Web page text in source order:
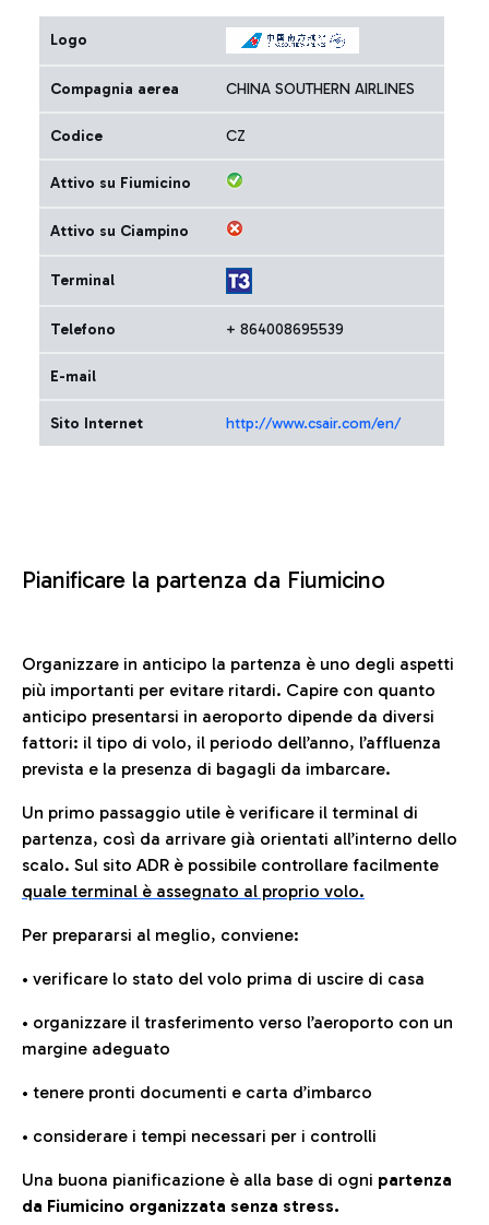
Logo
Compagnia aerea CHINA SOUTHERN AIRLINES
Codice CZ
Attivo su Fiumicino
Attivo su Ciampino
Terminal
Telefono + 864008695539
E-mail
Sito Internet http://www.csair.com/en/
Pianificare la partenza da Fiumicino
Organizzare in anticipo la partenza è uno degli aspetti
più importanti per evitare ritardi. Capire con quanto
anticipo presentarsi in aeroporto dipende da diversi
fattori: il tipo di volo, il periodo dell’anno, l’affluenza
prevista e la presenza di bagagli da imbarcare.
Un primo passaggio utile è verificare il terminal di
partenza, così da arrivare già orientati all’interno dello
scalo. Sul sito ADR è possibile controllare facilmente
quale terminal è assegnato al proprio volo.
Per prepararsi al meglio, conviene:
• verificare lo stato del volo prima di uscire di casa
• organizzare il trasferimento verso l’aeroporto con un
margine adeguato
• tenere pronti documenti e carta d’imbarco
• considerare i tempi necessari per i controlli
Una buona pianificazione è alla base di ogni partenza
da Fiumicino organizzata senza stress.